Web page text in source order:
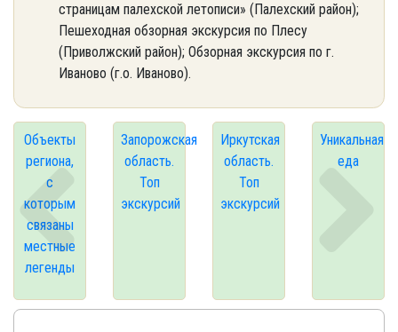
страницам палехской летописи» (Палехский район);
Пешеходная обзорная экскурсия по Плесу
(Приволжский район); Обзорная экскурсия по г.
Иваново (г.о. Иваново).
Объекты
региона,
с
которым
связаны
местные
легенды
Запорожская
область.
Топ
экскурсий
Иркутская
область.
Топ
экскурсий
Уникальная
еда